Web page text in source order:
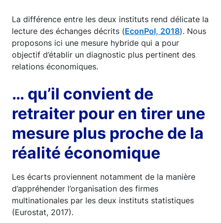
La différence entre les deux instituts rend délicate la
lecture des échanges décrits (EconPol, 2018). Nous
proposons ici une mesure hybride qui a pour
objectif d’établir un diagnostic plus pertinent des
relations économiques.
… qu’il convient de
retraiter pour en tirer une
mesure plus proche de la
réalité économique
Les écarts proviennent notamment de la manière
d’appréhender l’organisation des firmes
multinationales par les deux instituts statistiques
(Eurostat, 2017).